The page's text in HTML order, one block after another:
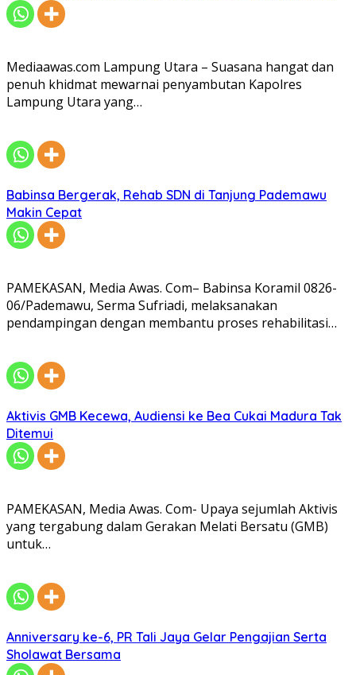
Mediaawas.com Lampung Utara – Suasana hangat dan
penuh khidmat mewarnai penyambutan Kapolres
Lampung Utara yang…
Babinsa Bergerak, Rehab SDN di Tanjung Pademawu
Makin Cepat
PAMEKASAN, Media Awas. Com– Babinsa Koramil 0826-
06/Pademawu, Serma Sufriadi, melaksanakan
pendampingan dengan membantu proses rehabilitasi…
Aktivis GMB Kecewa, Audiensi ke Bea Cukai Madura Tak
Ditemui
PAMEKASAN, Media Awas. Com- Upaya sejumlah Aktivis
yang tergabung dalam Gerakan Melati Bersatu (GMB)
untuk…
Anniversary ke-6, PR Tali Jaya Gelar Pengajian Serta
Sholawat Bersama